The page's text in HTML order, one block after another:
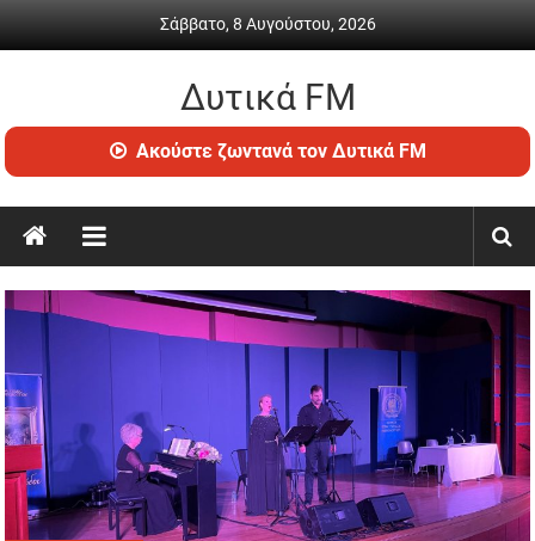
Σάββατο, 8 Αυγούστου, 2026
Δυτικά FM
Ραδιόφωνο
•
ενημέρωση
Ακούστε ζωντανά τον Δυτικά FM